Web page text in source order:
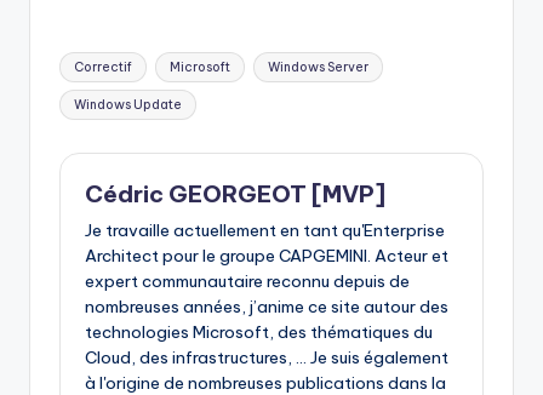
Tags:
Correctif Microsoft Windows Server
Windows Update
Cédric GEORGEOT [MVP]
Je travaille actuellement en tant qu'Enterprise
Architect pour le groupe CAPGEMINI. Acteur et
expert communautaire reconnu depuis de
nombreuses années, j’anime ce site autour des
technologies Microsoft, des thématiques du
Cloud, des infrastructures, ... Je suis également
à l'origine de nombreuses publications dans la